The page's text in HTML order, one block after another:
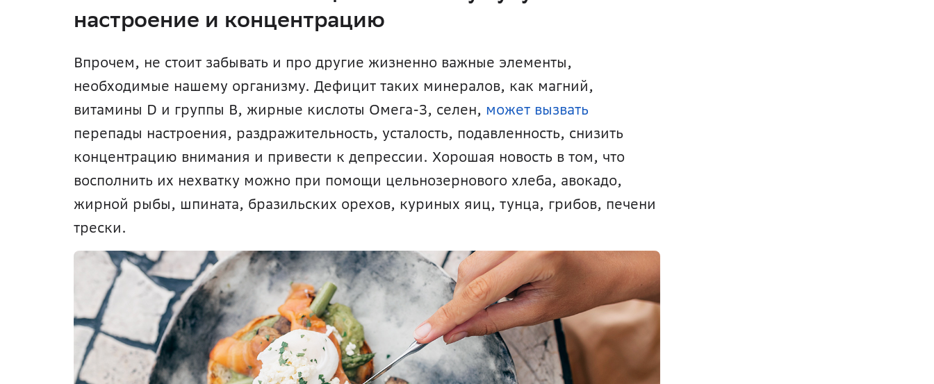
настроение и концентрацию
Впрочем, не стоит забывать и про другие жизненно важные элементы,
необходимые нашему организму. Дефицит таких минералов, как магний,
витамины D и группы B, жирные кислоты Омега-3, селен, может вызвать
перепады настроения, раздражительность, усталость, подавленность, снизить
концентрацию внимания и привести к депрессии. Хорошая новость в том, что
восполнить их нехватку можно при помощи цельнозернового хлеба, авокадо,
жирной рыбы, шпината, бразильских орехов, куриных яиц, тунца, грибов, печени
трески.